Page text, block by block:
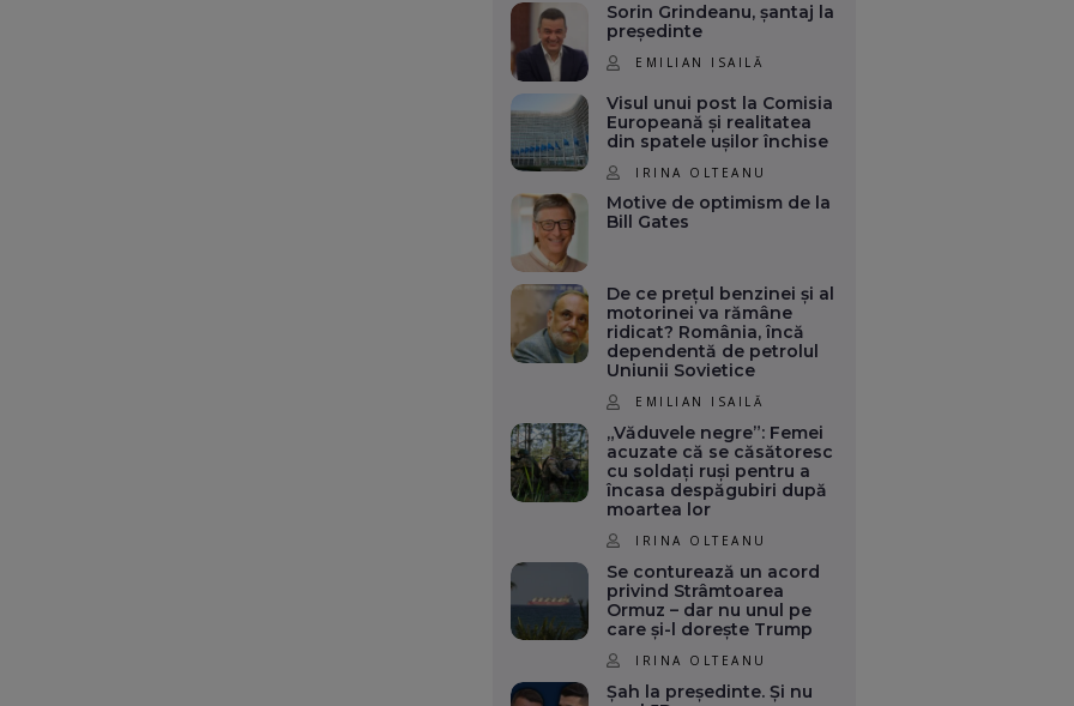
Sorin Grindeanu, șantaj la
președinte
EMILIAN ISAILĂ
Visul unui post la Comisia
Europeană și realitatea
din spatele ușilor închise
IRINA OLTEANU
Motive de optimism de la
Bill Gates
De ce prețul benzinei și al
motorinei va rămâne
ridicat? România, încă
dependentă de petrolul
Uniunii Sovietice
EMILIAN ISAILĂ
„Văduvele negre”: Femei
acuzate că se căsătoresc
cu soldați ruși pentru a
încasa despăgubiri după
moartea lor
IRINA OLTEANU
Se conturează un acord
privind Strâmtoarea
Ormuz – dar nu unul pe
care și-l dorește Trump
IRINA OLTEANU
Șah la președinte. Și nu